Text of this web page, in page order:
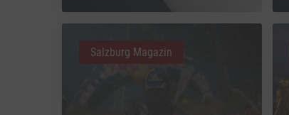
Salzburg Magazin